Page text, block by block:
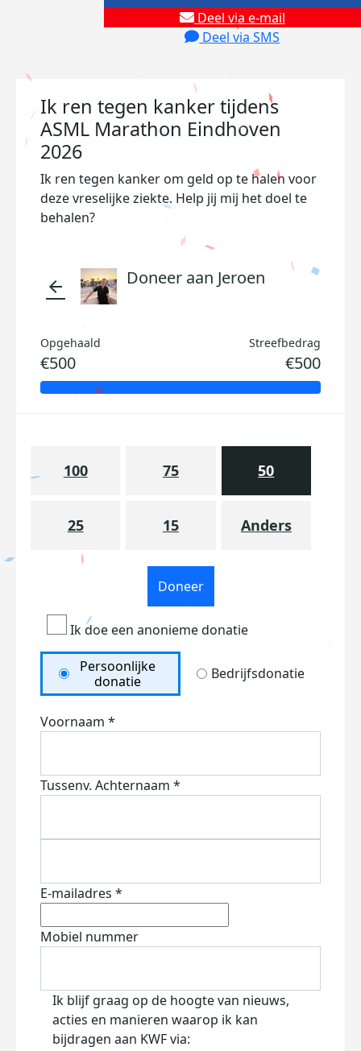
Deel via e-mail
Deel via SMS
Ik ren tegen kanker tijdens
ASML Marathon Eindhoven
2026
Ik ren tegen kanker om geld op te halen voor
deze vreselijke ziekte. Help jij mij het doel te
behalen?
arrow_back Doneer aan Jeroen
Opgehaald
€500
Streefbedrag
€500
100 75 50
25 15 Anders
Doneer
Ik doe een anonieme donatie
Persoonlijke
donatie
Bedrijfsdonatie
Voornaam *
Tussenv. Achternaam *
E-mailadres *
Mobiel nummer
Ik blijf graag op de hoogte van nieuws,
acties en manieren waarop ik kan
bijdragen aan KWF via: